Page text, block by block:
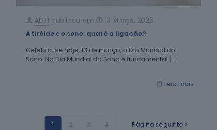
ADTI publicou em 13 Março, 2026
A tiróide e o sono: qual é a ligação?
Celebra-se hoje, 13 de março, o Dia Mundial do
Sono. No Dia Mundial do Sono é fundamental […]
Leia mais
1 2 3 4 Página seguinte